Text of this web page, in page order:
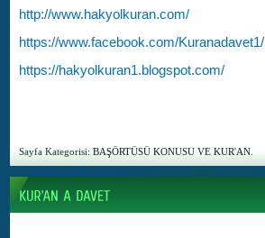
http://www.hakyolkuran.com/
https://www.facebook.com/Kuranadavet1/
https://hakyolkuran1.blogspot.com/
Sayfa Kategorisi: BAŞÖRTÜSÜ KONUSU VE KUR'AN.